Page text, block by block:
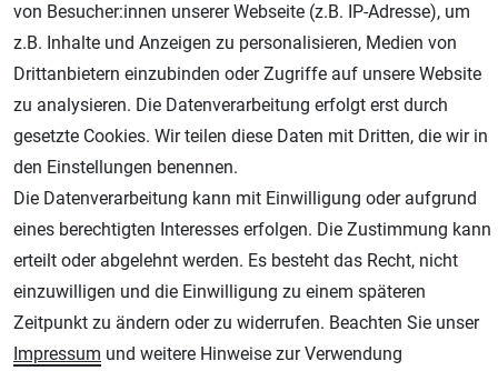
AGB Widerrufsrecht Datenschutz Impressum
Unsere weiteren Shops:
Schmincke-City.de
Schmincke Künstlerfarben das Gesamtsortiment
von Besucher:innen unserer Webseite (z.B. IP-Adresse), um
z.B. Inhalte und Anzeigen zu personalisieren, Medien von
Drittanbietern einzubinden oder Zugriffe auf unsere Website
zu analysieren. Die Datenverarbeitung erfolgt erst durch
gesetzte Cookies. Wir teilen diese Daten mit Dritten, die wir in
den Einstellungen benennen.
Die Datenverarbeitung kann mit Einwilligung oder aufgrund
eines berechtigten Interesses erfolgen. Die Zustimmung kann
erteilt oder abgelehnt werden. Es besteht das Recht, nicht
einzuwilligen und die Einwilligung zu einem späteren
Zeitpunkt zu ändern oder zu widerrufen. Beachten Sie unser
Impressum und weitere Hinweise zur Verwendung